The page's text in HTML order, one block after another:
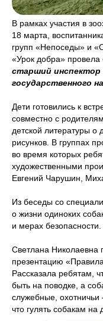
В рамках участия в
18 марта,
групп «Непоседы» и
«Урок добра» провела
старший инспектор
государственного
Дети готовились к
совместно с
детской литературы о
рисунков. В группах
во время которых
художественными
Евгений Чарушин,
Из беседы со
о жизни одиноких
и мерах безопасности.
Светлана Николаевна
презентацию
Рассказала ребятам,
быть на поводке, а
служебные, охотничьи
что гулять собакам